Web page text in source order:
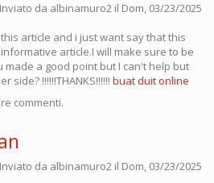
Inviato da albinamuro2 il Dom, 03/23/2025
article and i just want say that this
article.I will make sure to be
made a good point but I can't help but
!!!!!!THANKS!!!!!! buat duit online
commenti.
Inviato da albinamuro2 il Dom, 03/23/2025